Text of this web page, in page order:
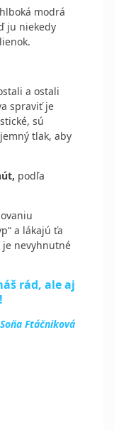
modrá
ju niekedy
a ostali
spraviť je
sú
jemný tlak, aby
podľa
a lákajú ťa
je nevyhnutné
rád, ale aj
Soňa Ftáčniková